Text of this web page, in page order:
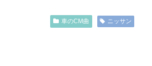
車のCM曲 ニッサン